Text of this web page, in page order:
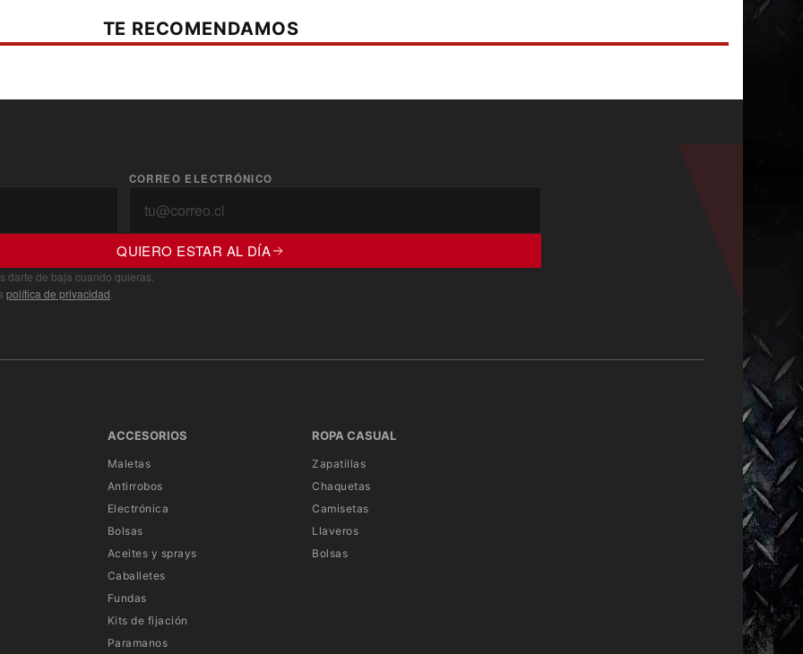
abatible. La termorregulación óptima de la
del aire.
SCHUBERTH presenta su primer casco con
su peso. Al igual que toda la colección
la correa para la barbilla en una nueva
altavoces HD, tres antenas por FM Radio,
y ¡estará listo para ser usado!
ilimitado de participantes. Además,
Sena, control de ruido avanzado, asistente
disponibles en el mercado.
TE RECOMENDAMOS
CORREO ELECTRÓNICO
QUIERO ESTAR AL DÍA
darte de baja cuando quieras.
política de privacidad
ACCESORIOS
Maletas
Antirrobos
Electrónica
Bolsas
Aceites y sprays
Caballetes
Fundas
Kits de fijación
Paramanos
ROPA CASUAL
Zapatillas
Chaquetas
Camisetas
Llaveros
Bolsas